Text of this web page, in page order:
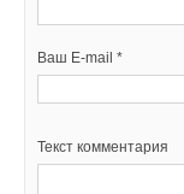
Ваш E-mail *
Текст комментария